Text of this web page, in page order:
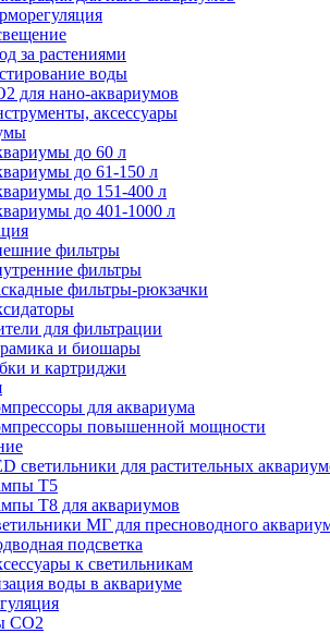
за растениями
воды
для нано-аквариумов
аксессуары
до 60 л
до 61-150 л
до 151-400 л
до 401-1000 л
фильтры
фильтры
фильтры-рюкзачки
для фильтрации
и биошары
и картриджи
для аквариума
повышенной мощности
светильники для растительных
Т5
Т8 для аквариумов
МГ для пресноводного
подсветка
к светильникам
воды в аквариуме
СО2